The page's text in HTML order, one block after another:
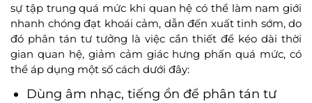
sự tập trung quá mức khi quan hệ có thể làm nam giới
nhanh chóng đạt khoái cảm, dẫn đến xuất tinh sớm, do
đó phân tán tư tưởng là việc cần thiết để kéo dài thời
gian quan hệ, giảm cảm giác hưng phấn quá mức, có
thể áp dụng một số cách dưới đây:
Dùng âm nhạc, tiếng ồn để phân tán tư